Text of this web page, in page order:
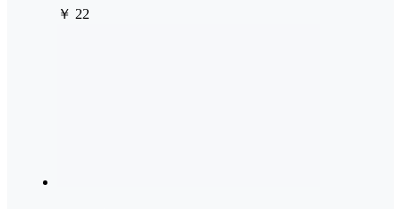
￥ 22